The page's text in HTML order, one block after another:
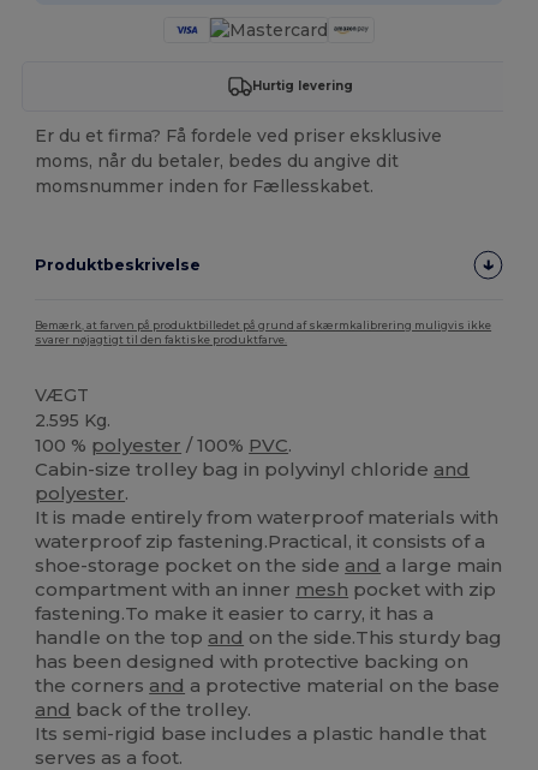
Hurtig levering
Er du et firma? Få fordele ved priser eksklusive
moms, når du betaler, bedes du angive dit
momsnummer inden for Fællesskabet.
Produktbeskrivelse
Bemærk, at farven på produktbilledet på grund af skærmkalibrering muligvis ikke
svarer nøjagtigt til den faktiske produktfarve.
VÆGT
2.595 Kg.
100 % polyester / 100% PVC.
Cabin-size trolley bag in polyvinyl chloride and
polyester.
It is made entirely from waterproof materials with
waterproof zip fastening.Practical, it consists of a
shoe-storage pocket on the side and a large main
compartment with an inner mesh pocket with zip
fastening.To make it easier to carry, it has a
handle on the top and on the side.This sturdy bag
has been designed with protective backing on
the corners and a protective material on the base
and back of the trolley.
Its semi-rigid base includes a plastic handle that
serves as a foot.